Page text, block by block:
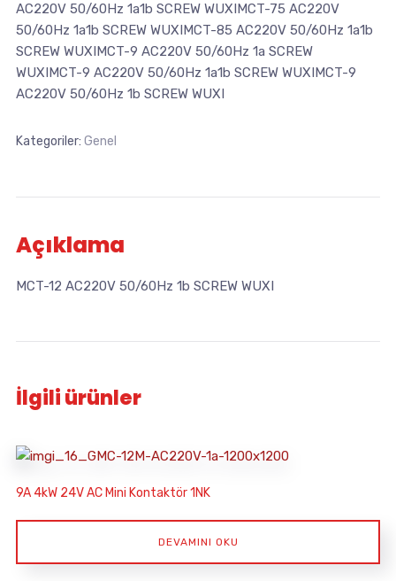
AC220V 50/60Hz 1a1b SCREW WUXIMCT-75 AC220V
50/60Hz 1a1b SCREW WUXIMCT-85 AC220V 50/60Hz 1a1b
SCREW WUXIMCT-9 AC220V 50/60Hz 1a SCREW
WUXIMCT-9 AC220V 50/60Hz 1a1b SCREW WUXIMCT-9
AC220V 50/60Hz 1b SCREW WUXI
Kategoriler: Genel
Açıklama
MCT-12 AC220V 50/60Hz 1b SCREW WUXI
İlgili ürünler
9A 4kW 24V AC Mini Kontaktör 1NK
DEVAMINI OKU